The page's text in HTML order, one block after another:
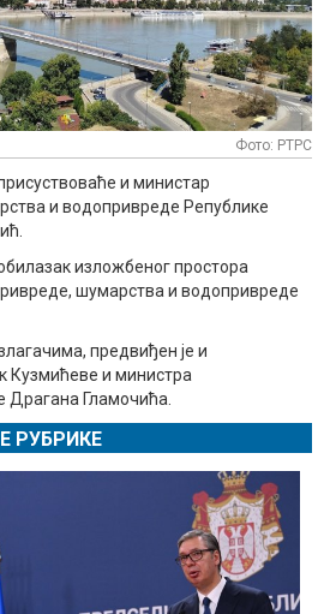
Фото: РТРС
и министар
и водопривреде Републике
изложбеног простора
шумарства и водопривреде
предвиђен је и
Кузмићеве и министра
Драгана Гламочића.
РУБРИКЕ